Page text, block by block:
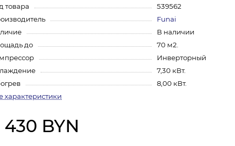
товара
539562
Funai
В наличии
до
70 м2.
Инверторный
7,30 кВт.
8,00 кВт.
характеристики
430 BYN